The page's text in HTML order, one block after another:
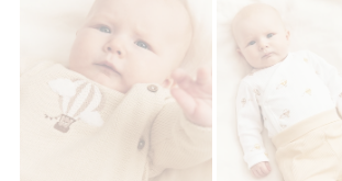
Hienoneuloksinen